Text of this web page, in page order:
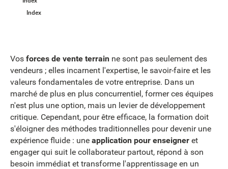
Index
Vos forces de vente terrain ne sont pas seulement des
vendeurs ; elles incarnent l'expertise, le savoir-faire et les
valeurs fondamentales de votre entreprise. Dans un
marché de plus en plus concurrentiel, former ces équipes
n'est plus une option, mais un levier de développement
critique. Cependant, pour être efficace, la formation doit
s'éloigner des méthodes traditionnelles pour devenir une
expérience fluide : une application pour enseigner et
engager qui suit le collaborateur partout, répond à son
besoin immédiat et transforme l'apprentissage en un